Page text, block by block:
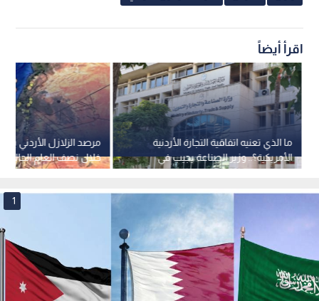
اقرأ أيضاً
خلال نصف العام الحالي
ما الذي تعنيه اتفاقية التجارة الأردنية
الأمريكية؟.. وزير الصناعة يجيب في
نبض البلد
1